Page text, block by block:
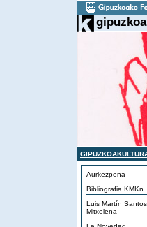
Aurkezpena
Bibliografia KMKn
Luis Martín
Mitxelena